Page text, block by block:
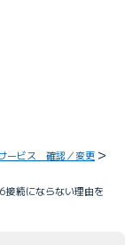
ービス 確認／変更
接続にならない理由を